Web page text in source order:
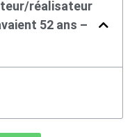
réalisateur
52 ans –